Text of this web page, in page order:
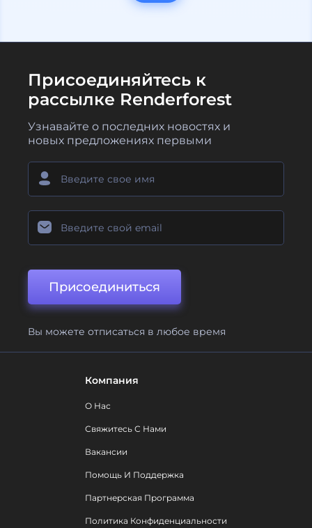
Присоединяйтесь к
рассылке Renderforest
Узнавайте о последних новостях и
новых предложениях первыми
Присоединиться
Вы можете отписаться в любое время
Компания
О Нас
Свяжитесь С Нами
Вакансии
Помощь И Поддержка
Партнерская Программа
Политика Конфиденциальности